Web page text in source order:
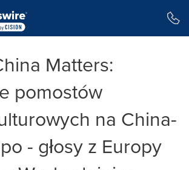
Matters:
pomostów
na China-
- głosy z Europy